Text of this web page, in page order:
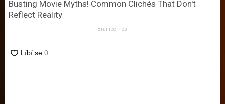
Busting Movie Myths! Common Clichés That Don't
Reflect Reality
Brainberries